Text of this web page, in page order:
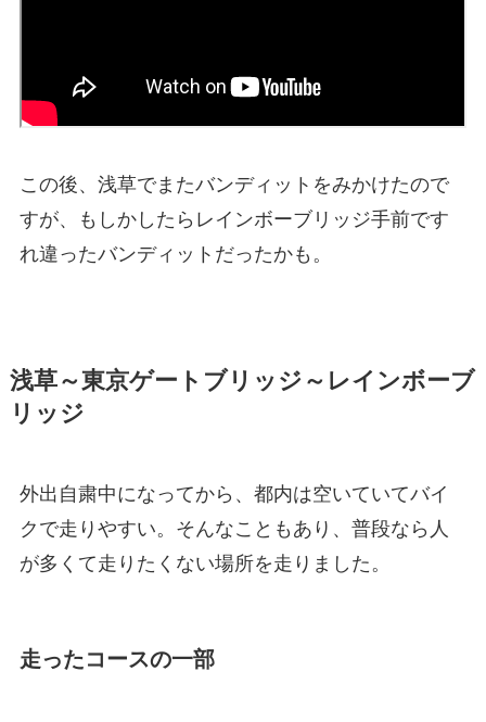
この後、浅草でまたバンディットをみかけたので
すが、もしかしたらレインボーブリッジ手前です
れ違ったバンディットだったかも。
浅草～東京ゲートブリッジ～レインボーブ
リッジ
外出自粛中になってから、都内は空いていてバイ
クで走りやすい。そんなこともあり、普段なら人
が多くて走りたくない場所を走りました。
走ったコースの一部